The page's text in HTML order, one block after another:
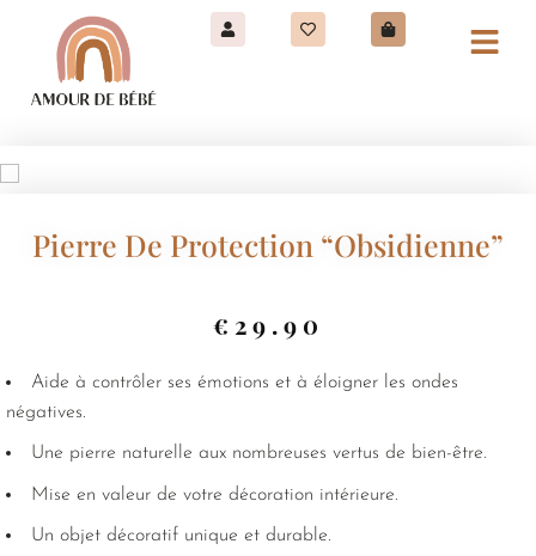
Pierre De Protection “Obsidienne”
€ 29.90
Aide à contrôler ses émotions et à éloigner les ondes
négatives.
Une pierre naturelle aux nombreuses vertus de bien-être.
Mise en valeur de votre décoration intérieure.
Un objet décoratif unique et durable.